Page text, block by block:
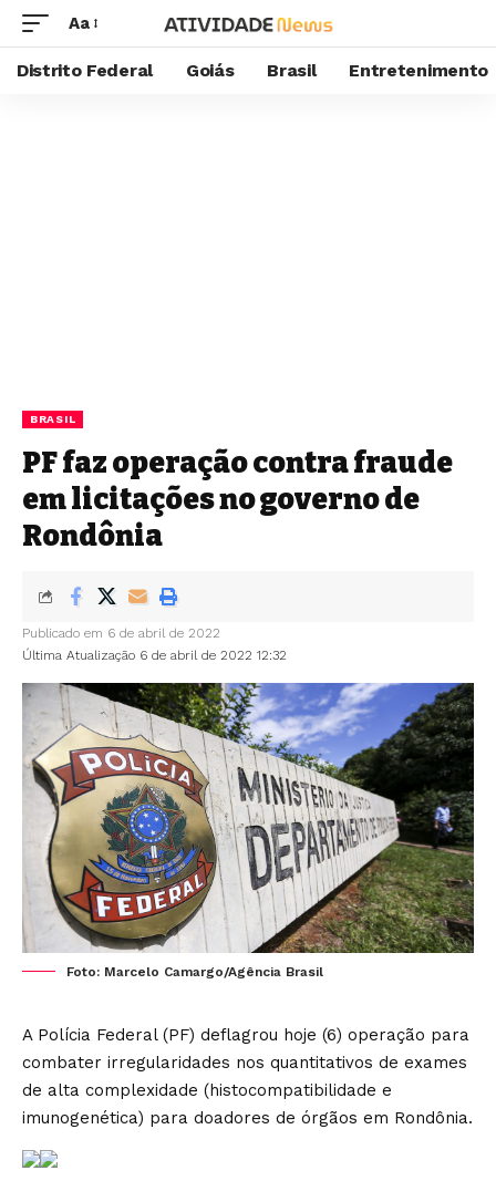
Aa
Distrito Federal Goiás Brasil Entretenimento
BRASIL
PF faz operação contra fraude
em licitações no governo de
Rondônia
Última Atualização 6 de abril de 2022 12:32
Publicado em 6 de abril de 2022
Foto: Marcelo Camargo/Agência Brasil
A Polícia Federal (PF) deflagrou hoje (6) operação para
combater irregularidades nos quantitativos de exames
de alta complexidade (histocompatibilidade e
imunogenética) para doadores de órgãos em Rondônia.